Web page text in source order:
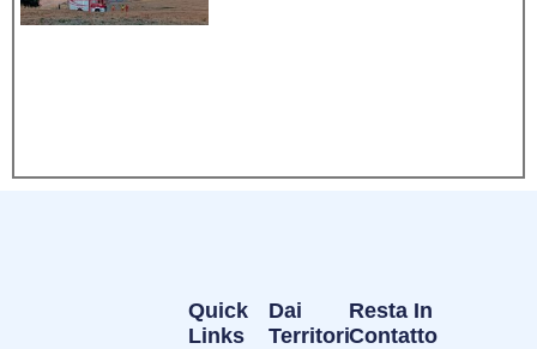
Dai
Territori
Quick
Links
Resta In
Contatto